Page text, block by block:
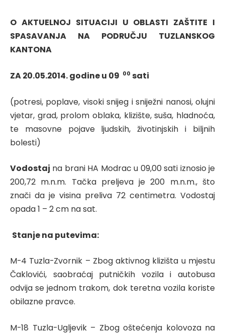
O AKTUELNOJ SITUACIJI U OBLASTI ZAŠTITE I
SPASAVANJA NA PODRUČJU TUZLANSKOG
KANTONA
ZA 20.05.2014. godine u 09 00 sati
(potresi, poplave, visoki snijeg i sniježni nanosi, olujni
vjetar, grad, prolom oblaka, klizište, suša, hladnoća,
te masovne pojave ljudskih, životinjskih i biljnih
bolesti)
Vodostaj na brani HA Modrac u 09,00 sati iznosio je
200,72 m.n.m. Tačka preljeva je 200 m.n.m., što
znači da je visina preliva 72 centimetra. Vodostaj
opada 1 – 2 cm na sat.
Stanje na putevima:
M-4 Tuzla-Zvornik – Zbog aktivnog klizišta u mjestu
Čaklovići, saobraćaj putničkih vozila i autobusa
odvija se jednom trakom, dok teretna vozila koriste
obilazne pravce.
M-18 Tuzla-Ugljevik – Zbog oštećenja kolovoza na